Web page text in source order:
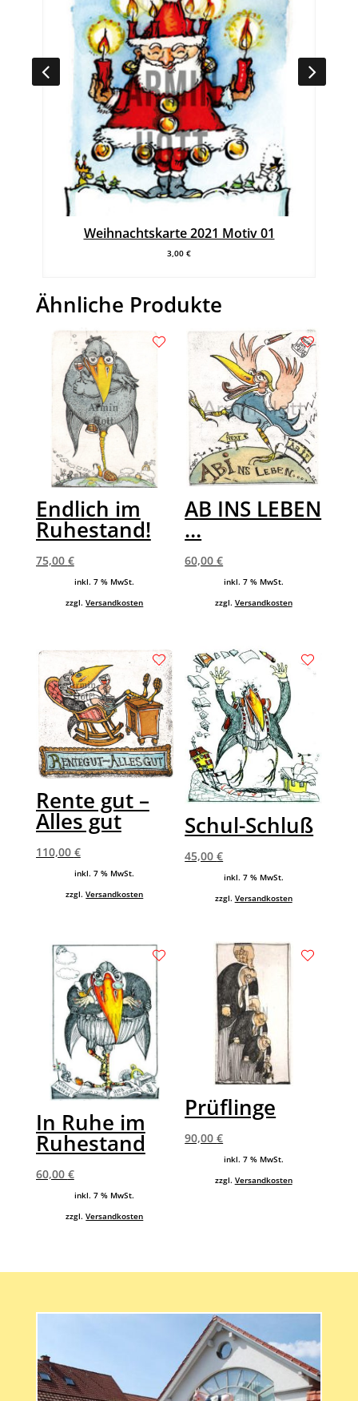
Weihnachtskarte 2021 Motiv 01
3,00€
Ähnliche Produkte
Endlich im
Ruhestand!
75,00 €
inkl. 7 % MwSt.
zzgl.Versandkosten
AB INS LEBEN
…
60,00€
inkl. 7 % MwSt.
zzgl. Versandkosten
Rente gut –
Alles gut
110,00 €
inkl. 7 % MwSt.
zzgl.Versandkosten
Schul-Schluß
45,00€
inkl. 7 % MwSt.
zzgl. Versandkosten
In Ruhe im
Ruhestand
60,00 €
inkl. 7 % MwSt.
zzgl.Versandkosten
Prüflinge
90,00€
inkl. 7 % MwSt.
zzgl. Versandkosten